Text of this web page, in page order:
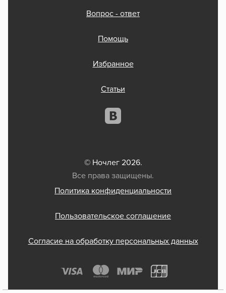
Вопрос - ответ
Помощь
Избранное
Статьи
© Ночлег 2026.
Все права защищены.
Политика конфиденциальности
Пользовательское соглашение
Согласие на обработку персональных данных